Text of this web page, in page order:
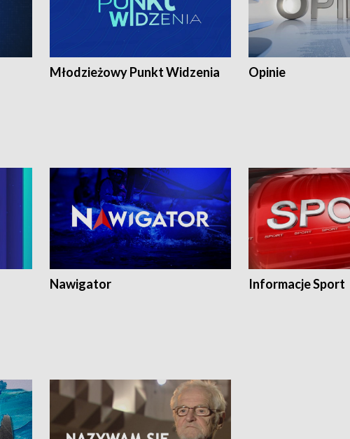
Młodzieżowy Punkt Widzenia Opinie
Nawigator Informacje Sport